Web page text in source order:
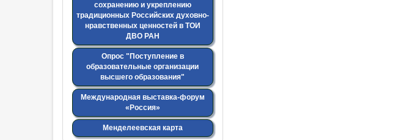
сохранению и укреплению
традиционных Российских духовно-
нравственных ценностей в ТОИ
ДВО РАН
Опрос "Поступление в
образовательные организации
высшего образования"
Международная выставка-форум
«Россия»
Менделеевская карта